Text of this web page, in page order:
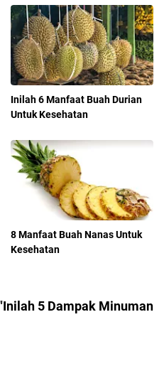
Inilah 6 Manfaat Buah Durian
Untuk Kesehatan
8 Manfaat Buah Nanas Untuk
Kesehatan
5 Dampak Minuman